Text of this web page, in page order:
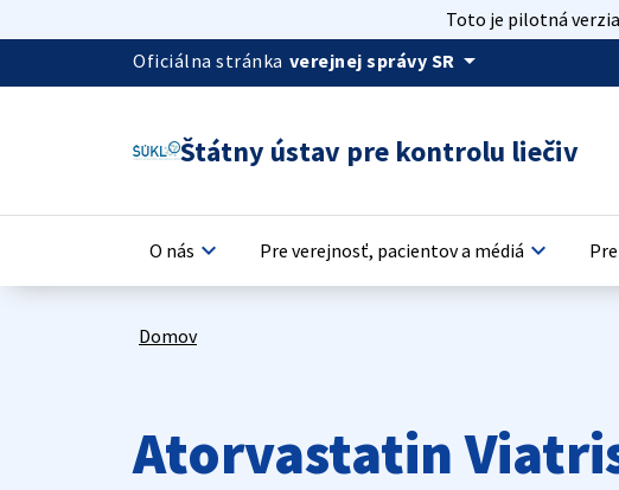
Toto je pilotná
Oficiálna stránka verejnej správy SR arrow_drop_down
Štátny ústav pre kontrolu liečiv
O nás keyboard_arrow_down Pre verejnosť, pacientov a médiá keyboard_arrow_down
Domov
Atorvastatin